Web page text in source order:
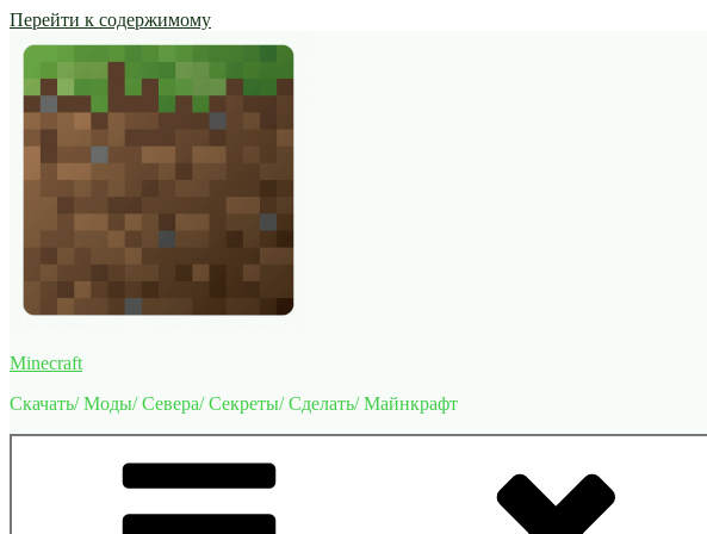
Перейти к содержимому
Minecraft
Скачать/ Моды/ Севера/ Секреты/ Сделать/ Майнкрафт